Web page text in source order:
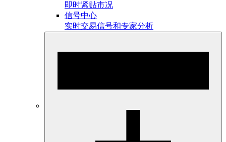
即时紧贴市况
信号中心
实时交易信号和专家分析